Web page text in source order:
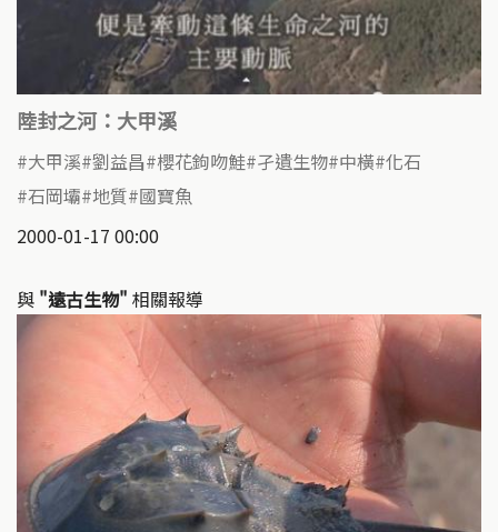
陸封之河：大甲溪
大甲溪 劉益昌 櫻花鉤吻鮭 孑遺生物 中橫 化石
石岡壩 地質 國寶魚
2000-01-17 00:00
與 "遠古生物" 相關報導